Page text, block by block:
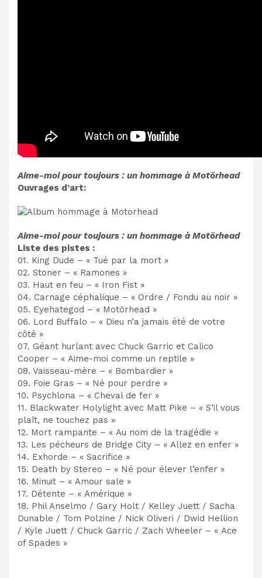
Aime-moi pour toujours : un hommage à Motörhead
Ouvrages d’art:
Aime-moi pour toujours : un hommage à Motörhead
Liste des pistes :
01. King Dude – « Tué par la mort »
02. Stoner – « Ramones »
03. Haut en feu – « Iron Fist »
04. Carnage céphalique – « Ordre / Fondu au noir »
05. Eyehategod – « Motörhead »
06. Lord Buffalo – « Dieu n’a jamais été de votre
côté »
07. Géant hurlant avec Chuck Garric et Calico
Cooper – « Aime-moi comme un reptile »
08. Vaisseau-mère – « Bombardier »
09. Foie Gras – « Né pour perdre »
10. Psychlona – « Cheval de fer »
11. Blackwater Holylight avec Matt Pike – « S’il vous
plaît, ne touchez pas »
12. Mort rampante – « Au nom de la tragédie »
13. Les pécheurs de Bridge City – « Allez en enfer »
14. Exhorde – « Sacrifice »
15. Death by Stereo – « Né pour élever l’enfer »
16. Minuit – « Amour sale »
17. Détente – « Amérique »
18. Phil Anselmo / Gary Holt / Kelley Juett / Sacha
Dunable / Tom Polzine / Nick Oliveri / Dwid Hellion
/ Kyle Juett / Chuck Garric / Zach Wheeler – « Ace
of Spades »